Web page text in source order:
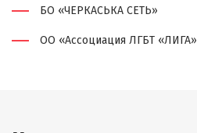
БО «ЧЕРКАСЬКА СЕТЬ»
ОО «Ассоциация ЛГБТ «ЛИГА»